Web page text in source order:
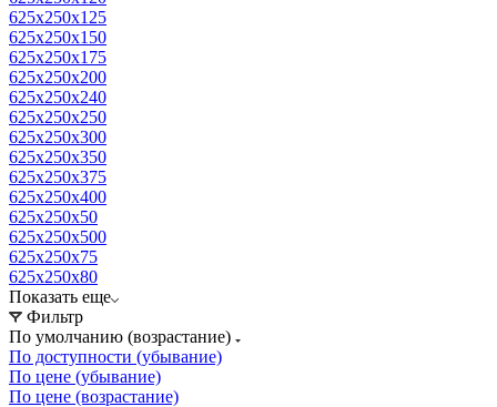
625x250x125
625x250x150
625x250x175
625x250x200
625x250x240
625x250x250
625x250x300
625x250x350
625x250x375
625x250x400
625x250x50
625x250x500
625x250x75
625x250x80
Показать еще
Фильтр
По умолчанию (возрастание)
По доступности (убывание)
По цене (убывание)
По цене (возрастание)